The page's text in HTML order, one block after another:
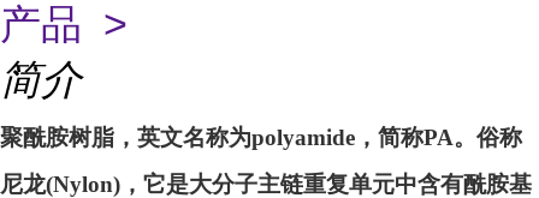
产品 >
简介
聚酰胺树脂，英文名称为polyamide，简称PA。俗称
尼龙(Nylon)，它是大分子主链重复单元中含有酰胺基